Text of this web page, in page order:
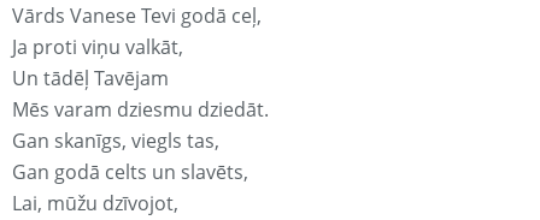
Vārds Vanese Tevi godā ceļ,
Ja proti viņu valkāt,
Un tādēļ Tavējam
Mēs varam dziesmu dziedāt.
Gan skanīgs, viegls tas,
Gan godā celts un slavēts,
Lai, mūžu dzīvojot,